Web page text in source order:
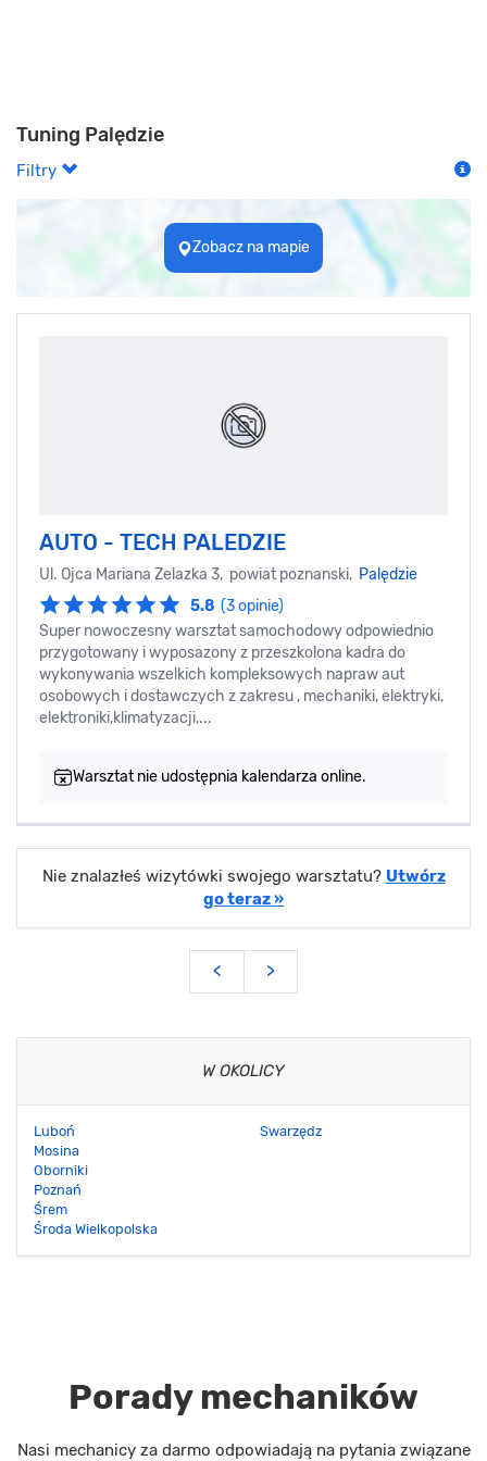
Tuning Palędzie
Filtry
Zobacz na mapie
AUTO - TECH PALEDZIE
Ul. Ojca Mariana Zelazka 3, powiat poznanski, Palędzie
5.8 (3 opinie)
Super nowoczesny warsztat samochodowy odpowiednio
przygotowany i wyposazony z przeszkolona kadra do
wykonywania wszelkich kompleksowych napraw aut
osobowych i dostawczych z zakresu , mechaniki, elektryki,
elektroniki,klimatyzacji,...
Warsztat nie udostępnia kalendarza online.
Nie znalazłeś wizytówki swojego warsztatu? Utwórz
go teraz »
< >
W OKOLICY
Luboń
Mosina
Oborniki
Poznań
Śrem
Środa Wielkopolska
Swarzędz
Porady mechaników
Nasi mechanicy za darmo odpowiadają na pytania związane